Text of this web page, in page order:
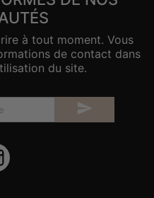
à tout moment. Vous
de contact dans
du site.
